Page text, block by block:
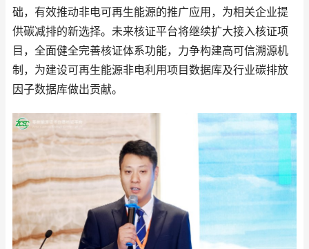
础，有效推动非电可再生能源的推广应用，为相关企业提
供碳减排的新选择。未来核证平台将继续扩大接入核证项
目，全面健全完善核证体系功能，力争构建高可信溯源机
制，为建设可再生能源非电利用项目数据库及行业碳排放
因子数据库做出贡献。